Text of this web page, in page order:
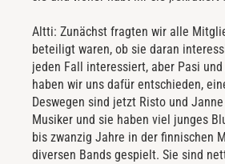
Altti: Zunächst fragten wir alle
beteiligt waren, ob sie daran
jeden Fall interessiert, aber Pasi
haben wir uns dafür entschieden,
Deswegen sind jetzt Risto und
Musiker und sie haben viel junges
bis zwanzig Jahre in der finnischen
diversen Bands gespielt. Sie sind